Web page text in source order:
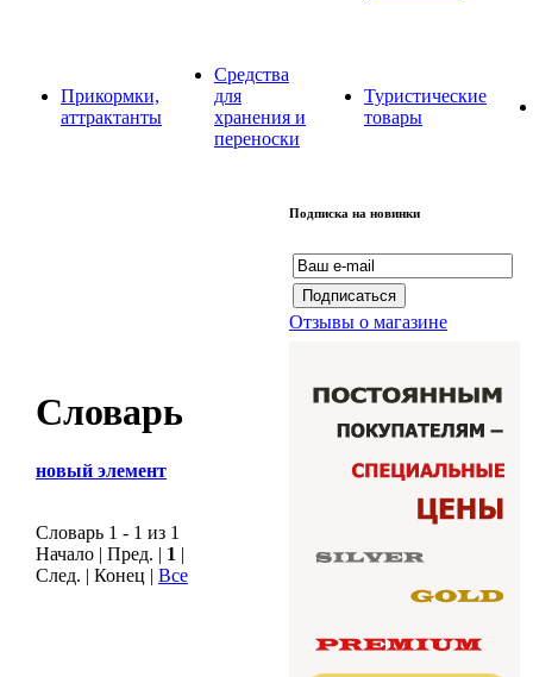
Прикормки,
аттрактанты
Средства
для
хранения и
переноски
Туристические
товары
Словарь
новый элемент
Словарь 1 - 1 из 1
Начало | Пред. | 1 |
След. | Конец | Все
Подписка на новинки
Отзывы о магазине